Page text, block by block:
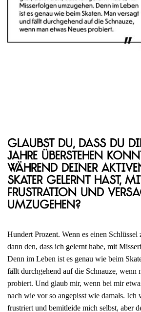
Glaubst du, dass du
Jahre überstehen
während deiner
Skater gelernt hast,
Frustration und
umzugehen?
Hundert Prozent. Wenn es einen
dann den, dass ich gelernt habe, mit
Denn im Leben ist es genau wie beim
fällt durchgehend auf die Schnauze, wenn
probiert. Und glaub mir, wenn bei mir
nach wie vor so angepisst wie damals. Ich
frustriert und bemitleide mich selbst, aber